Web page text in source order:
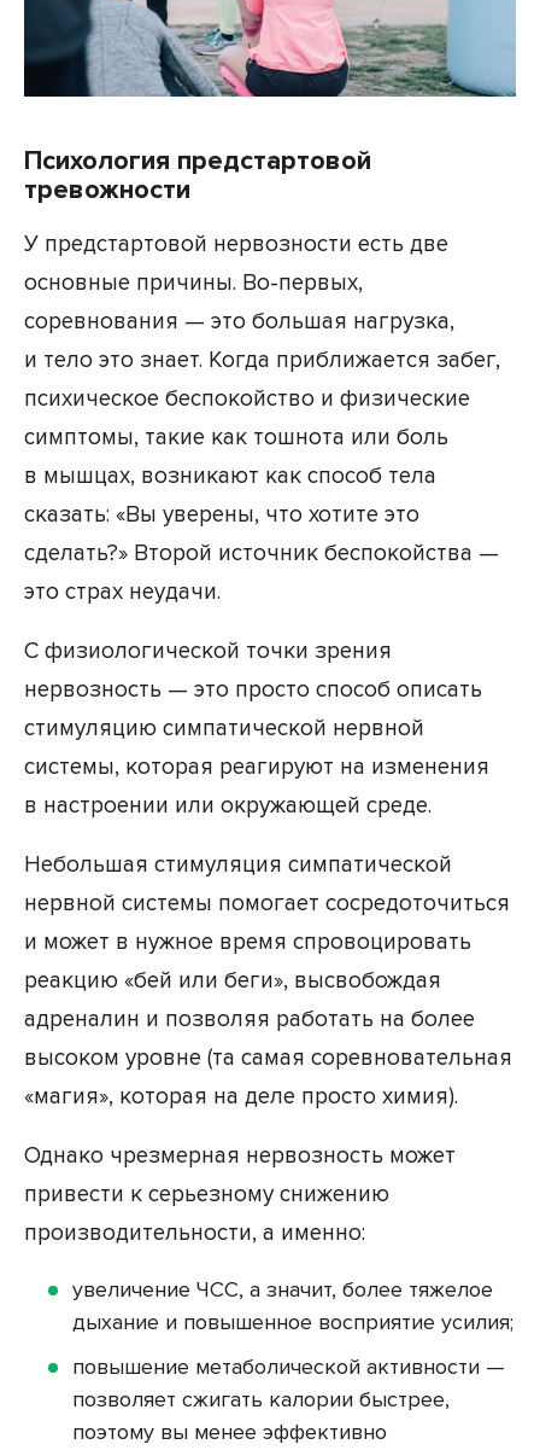
Психология предстартовой
тревожности
У предстартовой нервозности есть две
основные причины. Во-первых,
соревнования — это большая нагрузка,
и тело это знает. Когда приближается забег,
психическое беспокойство и физические
симптомы, такие как тошнота или боль
в мышцах, возникают как способ тела
сказать: «Вы уверены, что хотите это
сделать?» Второй источник беспокойства —
это страх неудачи.
С физиологической точки зрения
нервозность — это просто способ описать
стимуляцию симпатической нервной
системы, которая реагируют на изменения
в настроении или окружающей среде.
Небольшая стимуляция симпатической
нервной системы помогает сосредоточиться
и может в нужное время спровоцировать
реакцию «бей или беги», высвобождая
адреналин и позволяя работать на более
высоком уровне (та самая соревновательная
«магия», которая на деле просто химия).
Однако чрезмерная нервозность может
привести к серьезному снижению
производительности, а именно:
увеличение ЧСС, а значит, более тяжелое
дыхание и повышенное восприятие усилия;
повышение метаболической активности —
позволяет сжигать калории быстрее,
поэтому вы менее эффективно